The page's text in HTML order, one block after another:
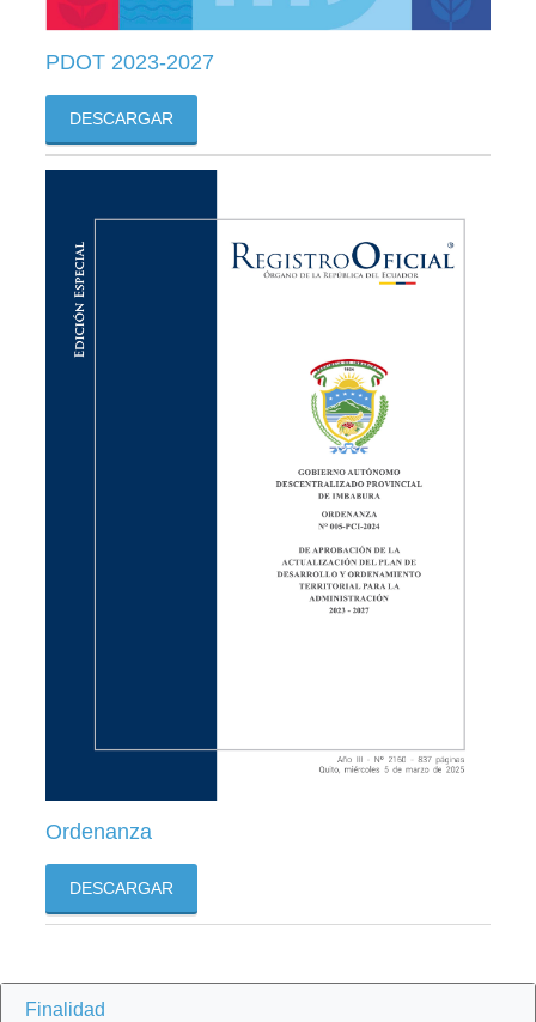
PDOT 2023-2027
DESCARGAR
Ordenanza
DESCARGAR
Finalidad